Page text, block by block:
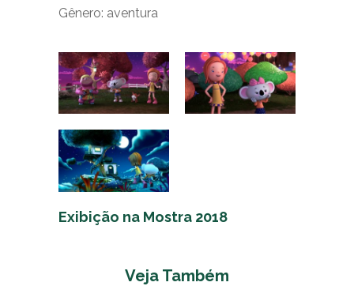
Gênero: aventura
Exibição na Mostra 2018
Veja Também